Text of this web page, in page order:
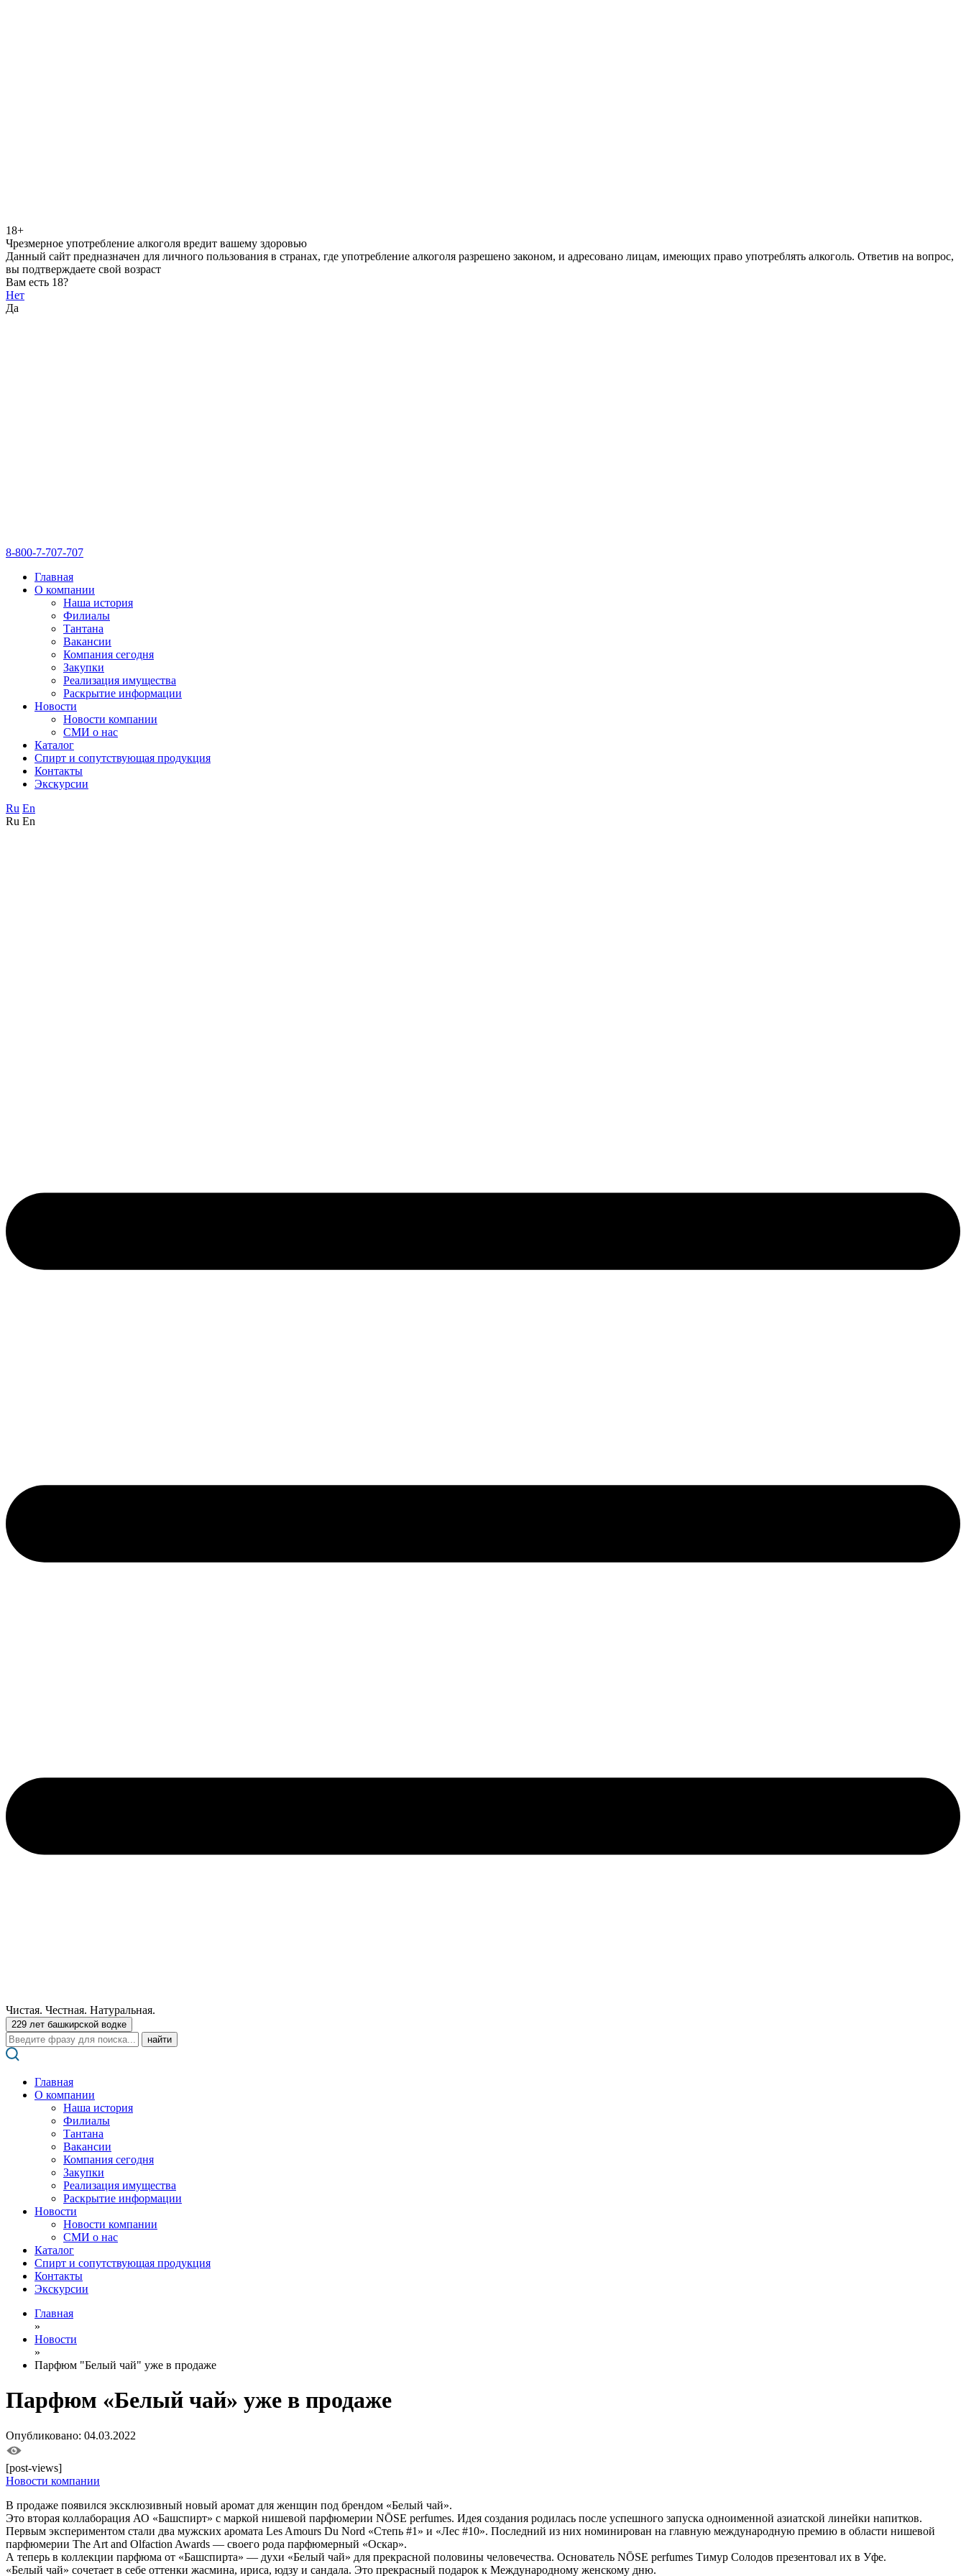
18+
Чрезмерное употребление алкоголя вредит вашему здоровью
Данный сайт предназначен для личного пользования в странах, где употребление алкоголя разрешено законом, и адресовано лицам, имеющих право употреблять алкоголь. Ответив на вопрос,
вы подтверждаете свой возраст
Вам есть 18?
Нет
Да
8-800-7-707-707
Главная
О компании
Наша история
Филиалы
Тантана
Вакансии
Компания сегодня
Закупки
Реализация имущества
Раскрытие информации
Новости
Новости компании
СМИ о нас
Каталог
Спирт и сопутствующая продукция
Контакты
Экскурсии
Ru En
Ru En
Чистая. Честная. Натуральная.
229 лет башкирской водке
Поиск:
Главная
О компании
Наша история
Филиалы
Тантана
Вакансии
Компания сегодня
Закупки
Реализация имущества
Раскрытие информации
Новости
Новости компании
СМИ о нас
Каталог
Спирт и сопутствующая продукция
Контакты
Экскурсии
Главная
»
Новости
»
Парфюм "Белый чай" уже в продаже
Парфюм «Белый чай» уже в продаже
Опубликовано: 04.03.2022
[post-views]
Новости компании
В продаже появился эксклюзивный новый аромат для женщин под брендом «Белый чай».
Это вторая коллаборация АО «Башспирт» с маркой нишевой парфюмерии NŌSE perfumes. Идея создания родилась после успешного запуска одноименной азиатской линейки напитков.
Первым экспериментом стали два мужских аромата Les Amours Du Nord «Степь #1» и «Лес #10». Последний из них номинирован на главную международную премию в области нишевой
парфюмерии The Art and Olfaction Awards — своего рода парфюмерный «Оскар».
А теперь в коллекции парфюма от «Башспирта» — духи «Белый чай» для прекрасной половины человечества. Основатель NŌSE perfumes Тимур Солодов презентовал их в Уфе.
«Белый чай» сочетает в себе оттенки жасмина, ириса, юдзу и сандала. Это прекрасный подарок к Международному женскому дню.